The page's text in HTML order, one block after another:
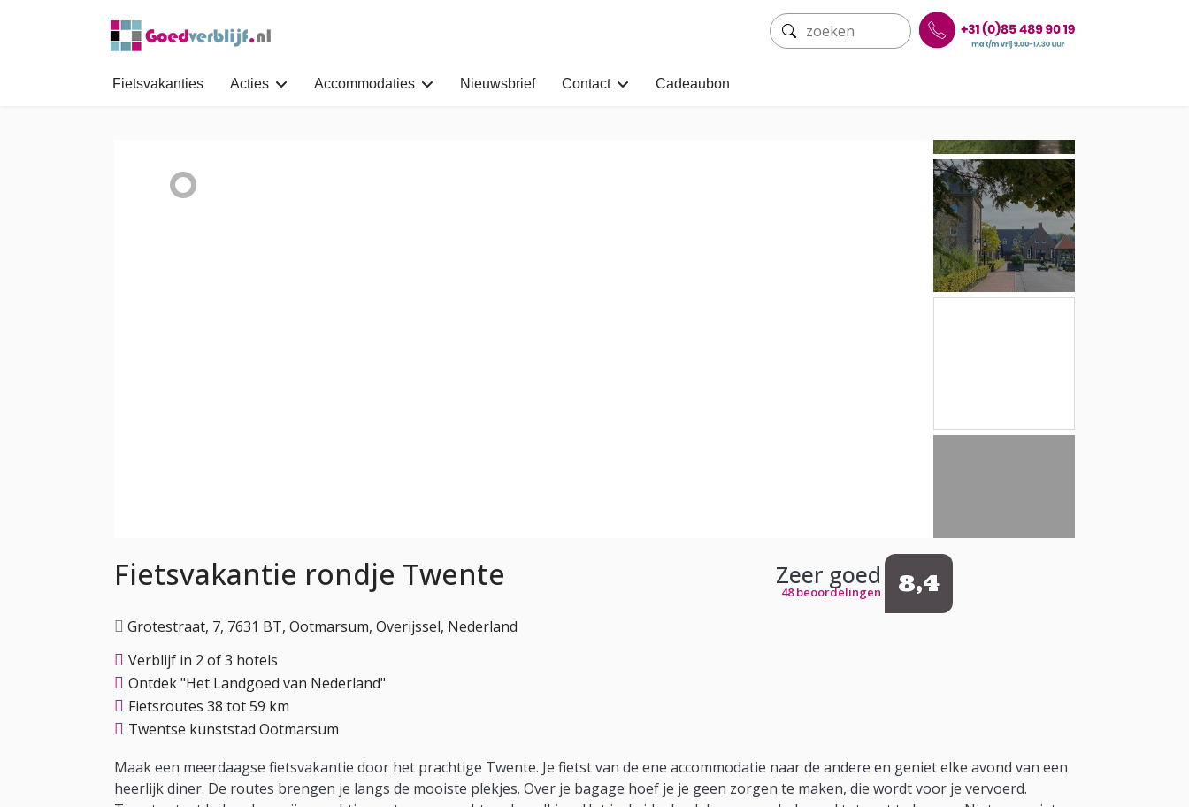
Fietsvakanties Acties Accommodaties Nieuwsbrief Contact Cadeaubon
Fietsvakantie rondje Twente
Grotestraat, 7, 7631 BT, Ootmarsum, Overijssel, Nederland
Zeer goed
48 beoordelingen 8,4
Verblijf in 2 of 3 hotels
Ontdek "Het Landgoed van Nederland"
Fietsroutes 38 tot 59 km
Twentse kunststad Ootmarsum
Maak een meerdaagse fietsvakantie door het prachtige Twente. Je fietst van de ene accommodatie naar de andere en geniet elke avond van een
heerlijk diner. De routes brengen je langs de mooiste plekjes. Over je bagage hoef je je geen zorgen te maken, die wordt voor je vervoerd.